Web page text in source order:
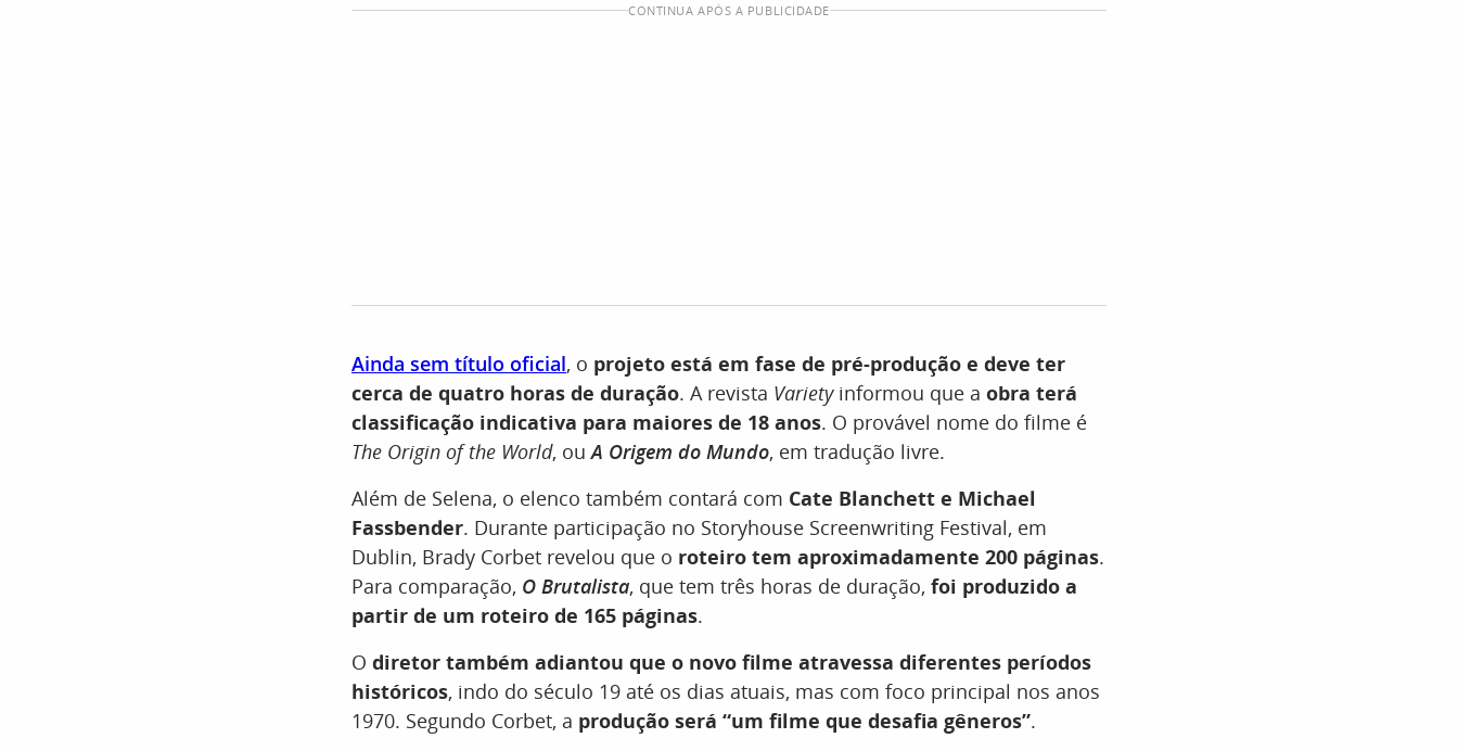
CONTINUA APÓS A PUBLICIDADE
Ainda sem título oficial, o projeto está em fase de pré-produção e deve ter
cerca de quatro horas de duração. A revista Varietyinformou que a obra terá
classificação indicativa para maiores de 18 anos. O provável nome do filme é
The Origin of the World, ouA Origem do Mundo, em tradução livre.
Além de Selena, o elenco também contará com Cate Blanchett e Michael
Fassbender. Durante participação no Storyhouse Screenwriting Festival, em
Dublin, Brady Corbet revelou que o roteiro tem aproximadamente 200 páginas.
Para comparação, O Brutalista, que tem três horas de duração, foi produzido a
partir de um roteiro de 165 páginas.
O diretor também adiantou que o novo filme atravessa diferentes períodos
históricos, indo do século 19 até os dias atuais, mas com foco principal nos anos
1970. Segundo Corbet, a produção será “um filme que desafia gêneros”.